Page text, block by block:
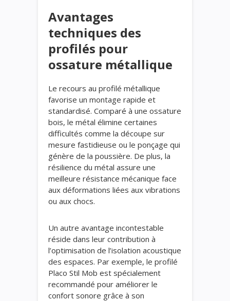
Avantages
techniques des
profilés pour
ossature métallique
Le recours au profilé métallique
favorise un montage rapide et
standardisé. Comparé à une ossature
bois, le métal élimine certaines
difficultés comme la découpe sur
mesure fastidieuse ou le ponçage qui
génère de la poussière. De plus, la
résilience du métal assure une
meilleure résistance mécanique face
aux déformations liées aux vibrations
ou aux chocs.
Un autre avantage incontestable
réside dans leur contribution à
l’optimisation de l’isolation acoustique
des espaces. Par exemple, le profilé
Placo Stil Mob est spécialement
recommandé pour améliorer le
confort sonore grâce à son